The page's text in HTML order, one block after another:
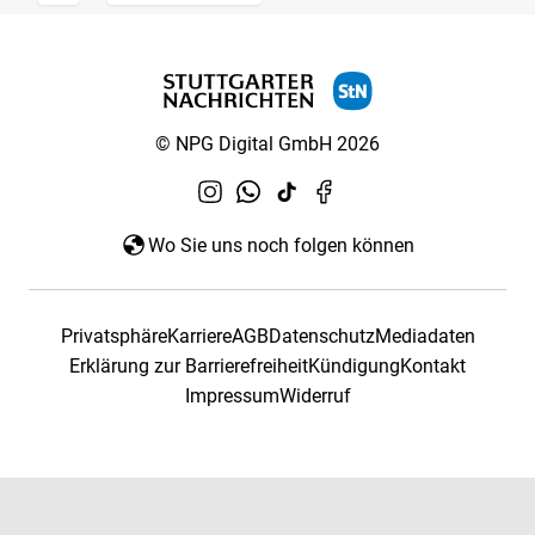
© NPG Digital GmbH 2026
Wo Sie uns noch folgen können
PrivatsphäreKarriereAGBDatenschutzMediadaten
Erklärung zur BarrierefreiheitKündigungKontakt
ImpressumWiderruf